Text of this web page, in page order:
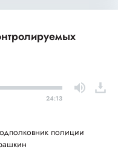
24:13
полиции